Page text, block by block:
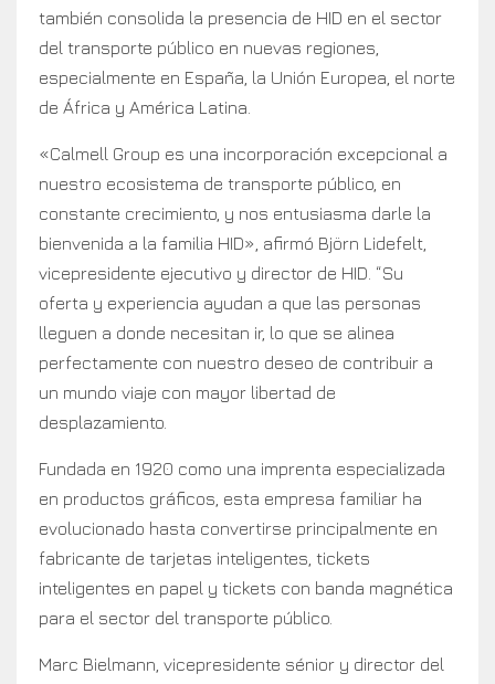
también consolida la presencia de HID en el sector
del transporte público en nuevas regiones,
especialmente en España, la Unión Europea, el norte
de África y América Latina.
«Calmell Group es una incorporación excepcional a
nuestro ecosistema de transporte público, en
constante crecimiento, y nos entusiasma darle la
bienvenida a la familia HID», afirmó Björn Lidefelt,
vicepresidente ejecutivo y director de HID. “Su
oferta y experiencia ayudan a que las personas
lleguen a donde necesitan ir, lo que se alinea
perfectamente con nuestro deseo de contribuir a
un mundo viaje con mayor libertad de
desplazamiento.
Fundada en 1920 como una imprenta especializada
en productos gráficos, esta empresa familiar ha
evolucionado hasta convertirse principalmente en
fabricante de tarjetas inteligentes, tickets
inteligentes en papel y tickets con banda magnética
para el sector del transporte público.
Marc Bielmann, vicepresidente sénior y director del